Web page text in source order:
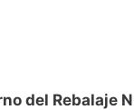
del Rebalaje